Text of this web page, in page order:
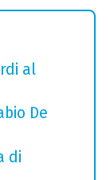
al
De
di